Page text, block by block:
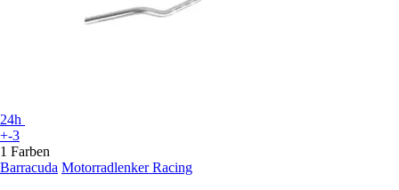
24h
+-3
1 Farben
Barracuda Motorradlenker Racing